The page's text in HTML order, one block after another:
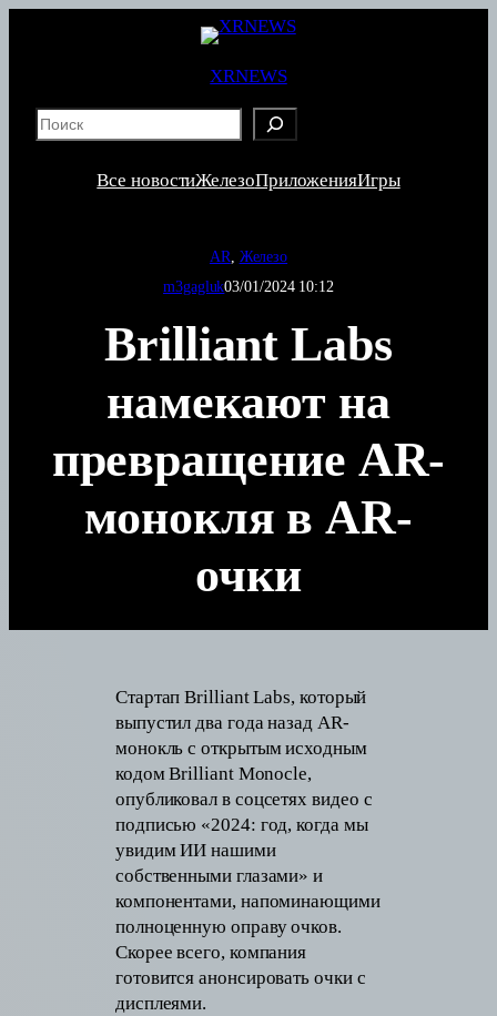
XRNEWS
Все новостиЖелезоПриложенияИгры
AR Железо
m3gagluk03/01/2024 10:12
Brilliant Labs
намекают на
превращение AR-
монокля в AR-
очки
Стартап Brilliant Labs, который
выпустил два года назад AR-
монокль с открытым исходным
кодом Brilliant Monocle,
опубликовал в соцсетях видео с
подписью «2024: год, когда мы
увидим ИИ нашими
собственными глазами» и
компонентами, напоминающими
полноценную оправу очков.
Скорее всего, компания
готовится анонсировать очки с
дисплеями.